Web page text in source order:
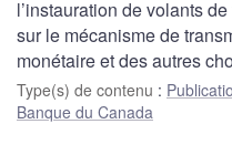
l’instauration de volants
sur le mécanisme de
monétaire et des autres
Type(s) de contenu :
Banque du Canada